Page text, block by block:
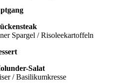
Spargel / Risoleekartoffeln
Salat
/ Basilikumkresse